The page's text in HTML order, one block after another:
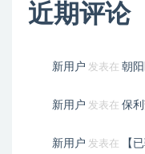
近期评论
新用户 发表在 朝
新用户 发表在 保
新用户 发表在
【